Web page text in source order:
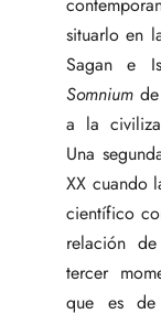
situarlo en
Sagan e
Somnium
a la
Una
XX cuando
científico
relación
tercer
que es